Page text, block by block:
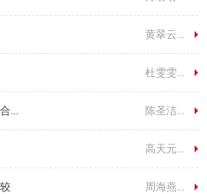
黄翠云...
杜雯雯...
... 陈圣洁...
高天元...
周海燕...